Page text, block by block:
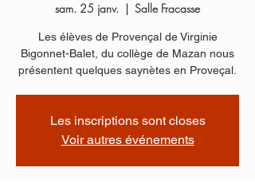
sam. 25 janv.
  |
Salle Fracasse
Les élèves de Provençal de Virginie
Bigonnet-Balet, du collège de Mazan nous
présentent quelques saynètes en Proveçal.
Les inscriptions sont closes
Voir autres événements